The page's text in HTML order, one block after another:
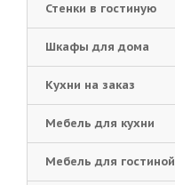
Стенки в гостиную
Шкафы для дома
Кухни на заказ
Мебель для кухни
Мебель для гостиной